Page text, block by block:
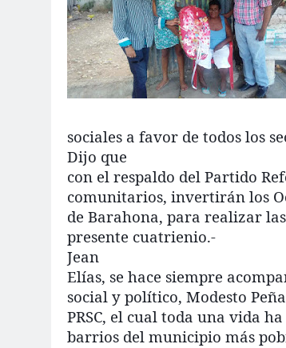
sociales a favor de todos los
Dijo que
con el respaldo del Partido
comunitarios, invertirán los
de Barahona, para realizar
presente cuatrienio.-
Jean
Elías, se hace siempre
social y político, Modesto
PRSC, el cual toda una vida
barrios del municipio más